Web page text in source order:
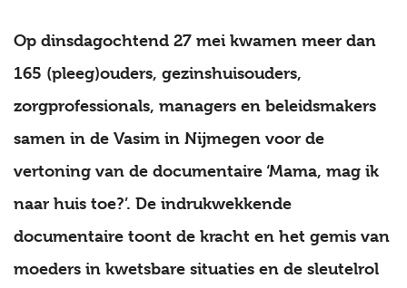
Op dinsdagochtend 27 mei kwamen meer dan
165 (pleeg)ouders, gezinshuisouders,
zorgprofessionals, managers en beleidsmakers
samen in de Vasim in Nijmegen voor de
vertoning van de documentaire ‘Mama, mag ik
naar huis toe?’. De indrukwekkende
documentaire toont de kracht en het gemis van
moeders in kwetsbare situaties en de sleutelrol